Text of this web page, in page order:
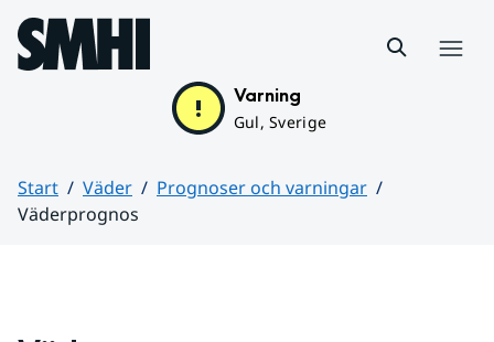
Hoppa till sidans innehåll
Varning
Gul, Sverige
Start Väder
Prognoser och varningar
Väderprognos